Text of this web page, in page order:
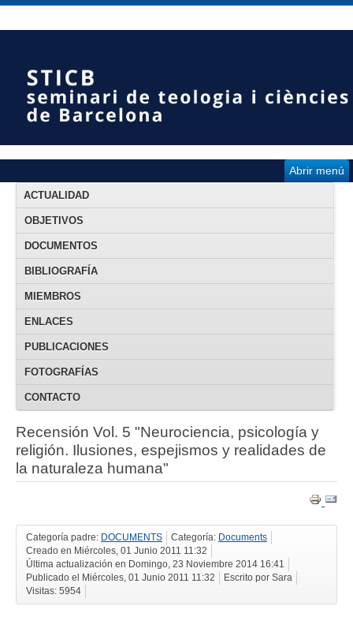
Abrir menú
ACTUALIDAD
OBJETIVOS
DOCUMENTOS
BIBLIOGRAFÍA
MIEMBROS
ENLACES
PUBLICACIONES
FOTOGRAFÍAS
CONTACTO
Recensión Vol. 5 "Neurociencia, psicología y
religión. Ilusiones, espejismos y realidades de
la naturaleza humana"
Categoría padre: DOCUMENTS Categoría: Documents
Creado en Miércoles, 01 Junio 2011 11:32
Última actualización en Domingo, 23 Noviembre 2014 16:41
Publicado el Miércoles, 01 Junio 2011 11:32
Escrito por Sara
Visitas: 5954